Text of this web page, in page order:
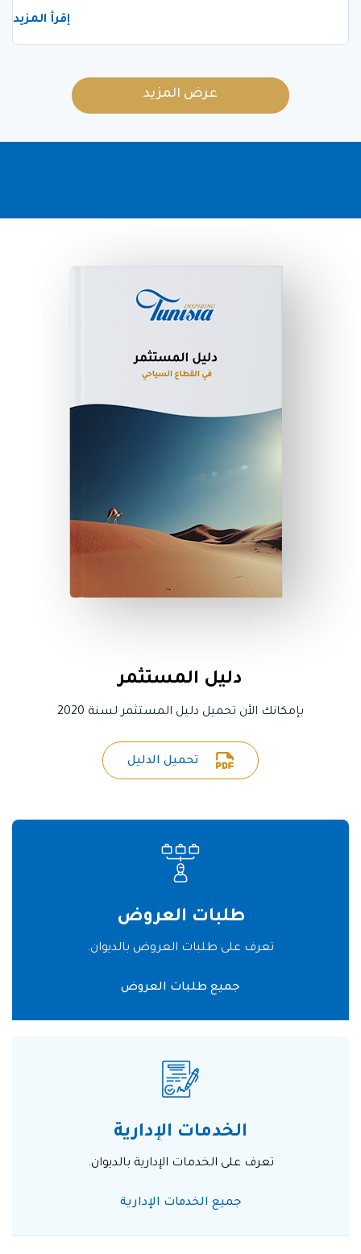
إقرأ المزيد
عرض المزيد
دليل المستثمر
بإمكانك الأن تحميل دليل المستثمر لسنة 2020
تحميل الدليل
طلبات العروض
تعرف على طلبات العروض بالديوان.
جميع طلبات العروض
الخدمات الإدارية
تعرف على الخدمات الإدارية بالديوان.
جميع الخدمات الإدارية